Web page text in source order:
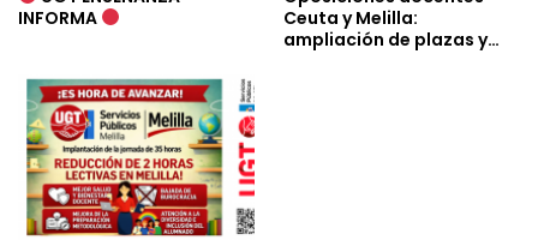
INFORMA
Ceuta y Melilla:
ampliación de plazas y…